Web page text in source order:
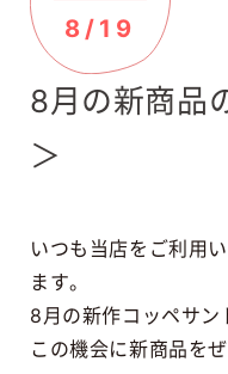
8/19
8月の新商品
＞
いつも当店をご利用
ます。
8月の新作コッペサン
この機会に新商品を